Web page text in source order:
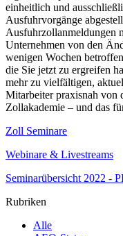
einheitlich und
Ausfuhrvorgänge
Ausfuhrzollanmeldungen
Unternehmen von den
wenigen Wochen
die Sie jetzt zu ergreifen
mehr zu vielfältigen,
Mitarbeiter praxisnah von
Zollakademie – und das
Zoll Seminare
Webinare & Livestreams
Seminarübersicht 2022 -
Rubriken
Alle